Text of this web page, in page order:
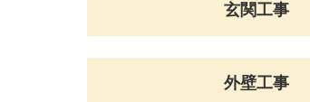
玄関工事
外壁工事